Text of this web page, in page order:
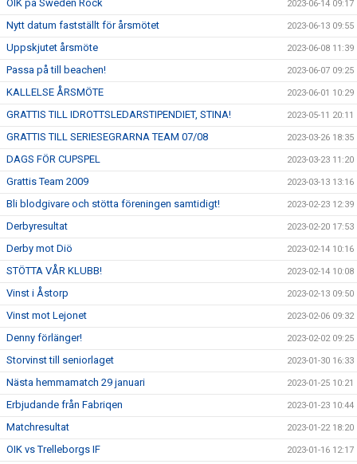
OIK på Sweden Rock 2023-06-14 09:17
Nytt datum fastställt för årsmötet 2023-06-13 09:55
Uppskjutet årsmöte 2023-06-08 11:39
Passa på till beachen! 2023-06-07 09:25
KALLELSE ÅRSMÖTE 2023-06-01 10:29
GRATTIS TILL IDROTTSLEDARSTIPENDIET, STINA! 2023-05-11 20:11
GRATTIS TILL SERIESEGRARNA TEAM 07/08 2023-03-26 18:35
DAGS FÖR CUPSPEL 2023-03-23 11:20
Grattis Team 2009 2023-03-13 13:16
Bli blodgivare och stötta föreningen samtidigt! 2023-02-23 12:39
Derbyresultat 2023-02-20 17:53
Derby mot Diö 2023-02-14 10:16
STÖTTA VÅR KLUBB! 2023-02-14 10:08
Vinst i Åstorp 2023-02-13 09:50
Vinst mot Lejonet 2023-02-06 09:32
Denny förlänger! 2023-02-02 09:25
Storvinst till seniorlaget 2023-01-30 16:33
Nästa hemmamatch 29 januari 2023-01-25 10:21
Erbjudande från Fabriqen 2023-01-23 10:44
Matchresultat 2023-01-22 18:20
OIK vs Trelleborgs IF 2023-01-16 12:17